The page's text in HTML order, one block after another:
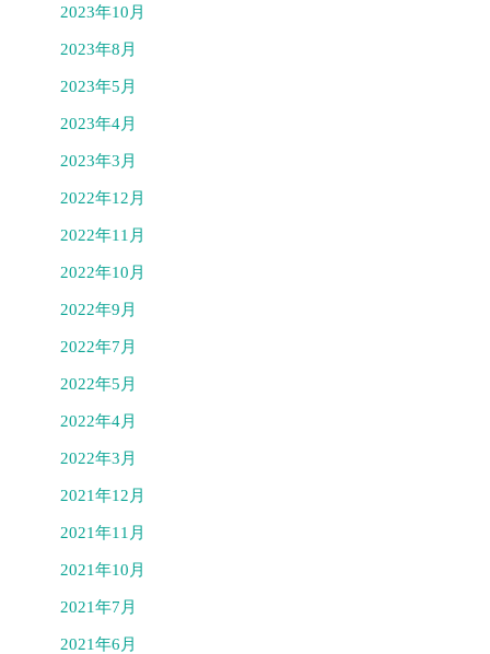
2023年10月
2023年8月
2023年5月
2023年4月
2023年3月
2022年12月
2022年11月
2022年10月
2022年9月
2022年7月
2022年5月
2022年4月
2022年3月
2021年12月
2021年11月
2021年10月
2021年7月
2021年6月